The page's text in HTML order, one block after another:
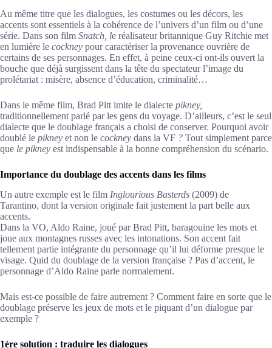
Au même titre que les dialogues, les costumes ou les décors, les
accents sont essentiels à la cohérence de l’univers d’un film ou d’une
série. Dans son film Snatch, le réalisateur britannique Guy Ritchie met
en lumière le cockney pour caractériser la provenance ouvrière de
certains de ses personnages. En effet, à peine ceux-ci ont-ils ouvert la
bouche que déjà surgissent dans la tête du spectateur l’image du
prolétariat : misère, absence d’éducation, criminalité…
Dans le même film, Brad Pitt imite le dialecte pikney,
traditionnellement parlé par les gens du voyage. D’ailleurs, c’est le seul
dialecte que le doublage français a choisi de conserver. Pourquoi avoir
doublé le pikney et non le cockney dans la VF ? Tout simplement parce
que le pikney est indispensable à la bonne compréhension du scénario.
Importance du doublage des accents dans les films
Un autre exemple est le film Inglourious Basterds (2009) de
Tarantino, dont la version originale fait justement la part belle aux
accents.
Dans la VO, Aldo Raine, joué par Brad Pitt, baragouine les mots et
joue aux montagnes russes avec les intonations. Son accent fait
tellement partie intégrante du personnage qu’il lui déforme presque le
visage. Quid du doublage de la version française ? Pas d’accent, le
personnage d’Aldo Raine parle normalement.
Mais est-ce possible de faire autrement ? Comment faire en sorte que le
doublage préserve les jeux de mots et le piquant d’un dialogue par
exemple ?
1ère solution : traduire les dialogues